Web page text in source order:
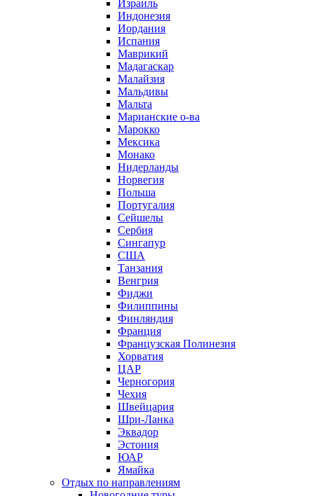
Израиль
Индонезия
Иордания
Испания
Маврикий
Мадагаскар
Малайзия
Мальдивы
Мальта
Марианские о-ва
Марокко
Мексика
Монако
Нидерланды
Норвегия
Польша
Португалия
Сейшелы
Сербия
Сингапур
США
Танзания
Венгрия
Фиджи
Филиппины
Финляндия
Франция
Французская Полинезия
Хорватия
ЦАР
Черногория
Чехия
Швейцария
Шри-Ланка
Эквадор
Эстония
ЮАР
Ямайка
Отдых по направлениям